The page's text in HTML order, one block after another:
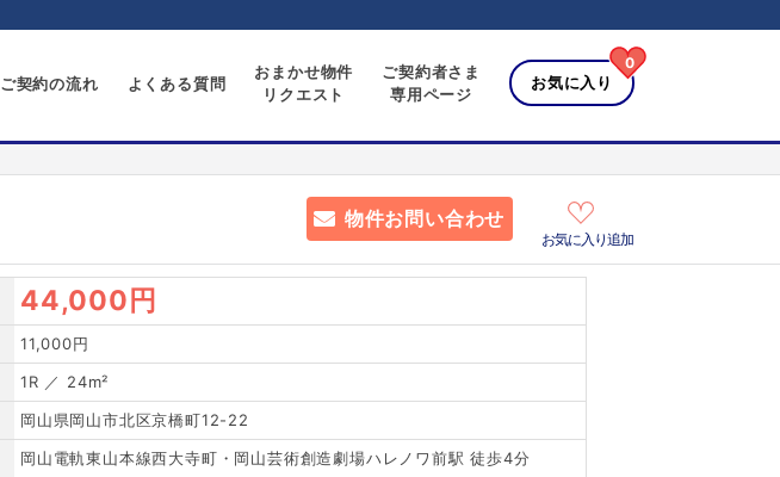
ご契約の流れ よくある質問
おまかせ物件
リクエスト
ご契約者さま
専用ページ
お気に入り
0
物件お問い合わせ
お気に入り追加
44,000円
11,000円
1R ／ 24m²
岡山県岡山市北区京橋町12-22
岡山電軌東山本線西大寺町・岡山芸術創造劇場ハレノワ前駅 徒歩4分